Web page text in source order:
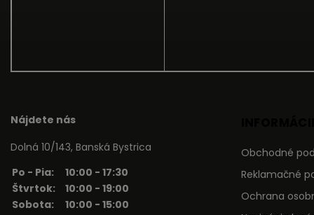
Nájdete nás
Dolná 10/143, Banská Bystrica
Po - Pia:
10:00 - 17:30
Štvrtok:
10:00 - 19:00
Sobota:
10:00 - 15:00
Obchodné
Reklamačné
Ochrana